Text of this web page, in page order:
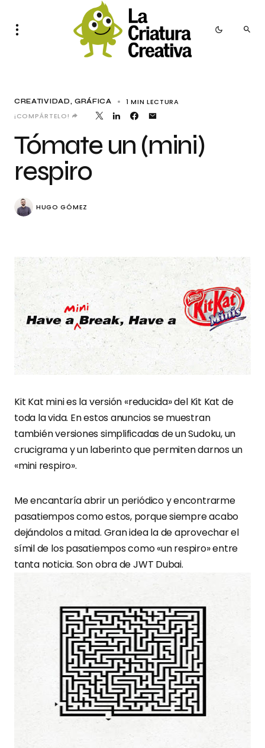
CREATIVIDAD GRÁFICA
1 MIN LECTURA
¡COMPÁRTELO!
Tómate un (mini)
respiro
HUGO GÓMEZ
Kit Kat mini es la versión «reducida» del Kit Kat de
toda la vida. En estos anuncios se muestran
también versiones simplificadas de un Sudoku, un
crucigrama y un laberinto que permiten darnos un
«mini respiro».
Me encantaría abrir un periódico y encontrarme
pasatiempos como estos, porque siempre acabo
dejándolos a mitad. Gran idea la de aprovechar el
símil de los pasatiempos como «un respiro» entre
tanta noticia. Son obra deJWT Dubai.